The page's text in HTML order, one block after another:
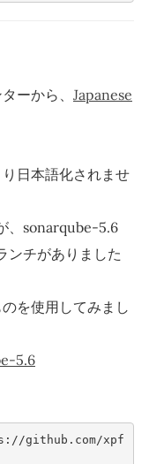
ーから、 Japanese
日本語化されませ
、sonarqube-5.6
ンチがありました
を使用してみまし
5.6
github.com/xpf